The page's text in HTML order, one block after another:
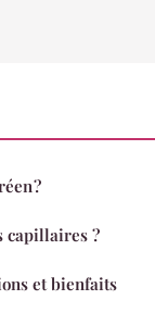
?
capillaires ?
et bienfaits